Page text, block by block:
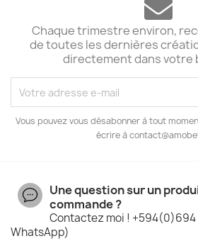
Chaque trimestre environ,
de toutes les dernières
directement dans votre
Vous pouvez vous désabonner à tout
écrire à
Une question sur un
commande ?
Contactez moi ! +594(0)694
WhatsApp)